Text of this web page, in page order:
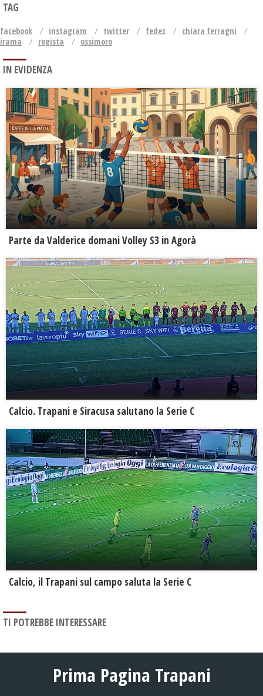
TAG
facebook instagram twitter fedez
chiara ferragni
irama
regista ossimoro
IN EVIDENZA
Parte da Valderice domani Volley S3 in Agorà
Calcio. Trapani e Siracusa salutano la Serie C
Calcio, il Trapani sul campo saluta la Serie C
TI POTREBBE INTERESSARE
Prima Pagina Trapani